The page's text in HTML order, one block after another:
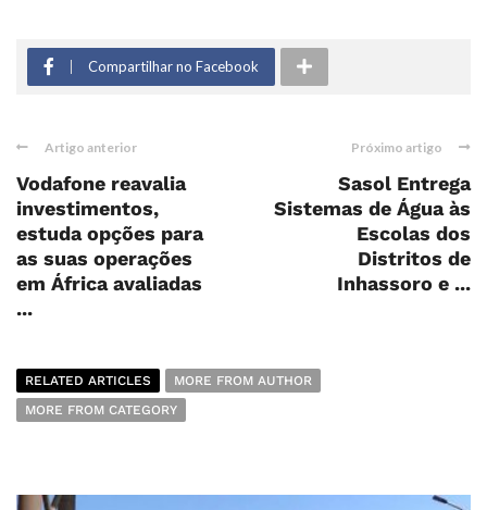
Compartilhar no Facebook
Artigo anterior
Vodafone reavalia
investimentos,
estuda opções para
as suas operações
em África avaliadas
...
Próximo artigo
Sasol Entrega
Sistemas de Água às
Escolas dos
Distritos de
Inhassoro e ...
RELATED ARTICLES
MORE FROM AUTHOR
MORE FROM CATEGORY